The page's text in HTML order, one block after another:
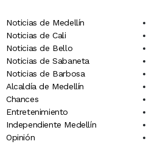
Noticias de Medellín
Noticias de Cali
Noticias de Bello
Noticias de Sabaneta
Noticias de Barbosa
Alcaldía de Medellín
Chances
Entretenimiento
Independiente Medellín
Opinión